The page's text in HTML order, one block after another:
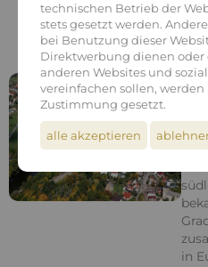
technischen Betrieb der
stets gesetzt werden.
bei Benutzung dieser
Direktwerbung dienen
anderen Websites und
vereinfachen sollen,
Zustimmung gesetzt.
alle akzeptieren
Alle Cookies
Bad
in